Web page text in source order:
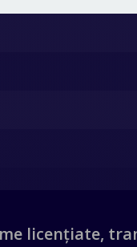
licențiate,